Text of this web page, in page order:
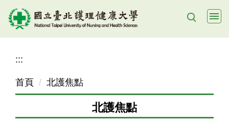
跳
到
主
:::
首頁 北護焦點
北護焦點